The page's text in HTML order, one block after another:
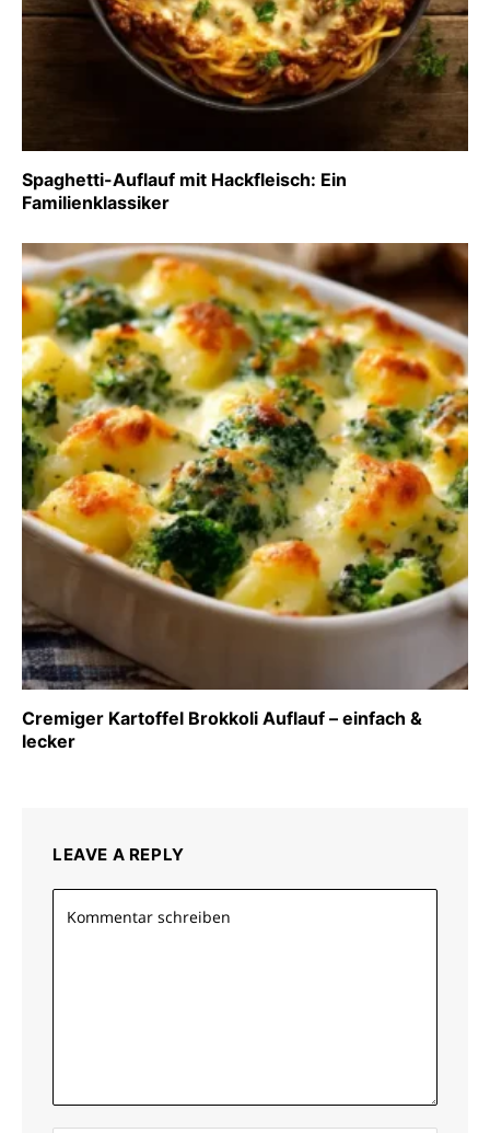
Spaghetti-Auflauf mit Hackfleisch: Ein
Familienklassiker
Cremiger Kartoffel Brokkoli Auflauf – einfach &
lecker
LEAVE A REPLY